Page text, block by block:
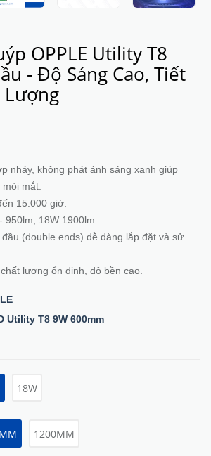
OPPLE Utility T8
- Độ Sáng Cao, Tiết
Lượng
nháy, không phát ánh sáng xanh giúp
mắt.
15.000 giờ.
950lm, 18W 1900lm.
đầu (double ends) dễ dàng lắp đặt và sử
chất lượng ổn định, độ bền cao.
Utility T8 9W 600mm
18W
1200MM